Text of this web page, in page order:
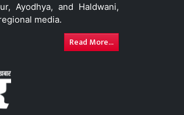
Ayodhya, and Haldwani,
media.
Read More...